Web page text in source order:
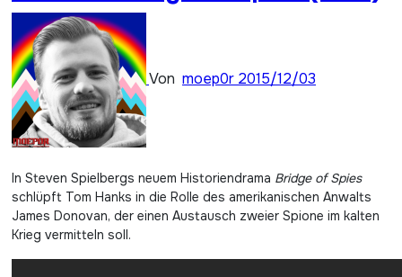
Von moep0r 2015/12/03
In Steven Spielbergs neuem Historiendrama Bridge of Spies
schlüpft Tom Hanks in die Rolle des amerikanischen Anwalts
James Donovan, der einen Austausch zweier Spione im kalten
Krieg vermitteln soll.